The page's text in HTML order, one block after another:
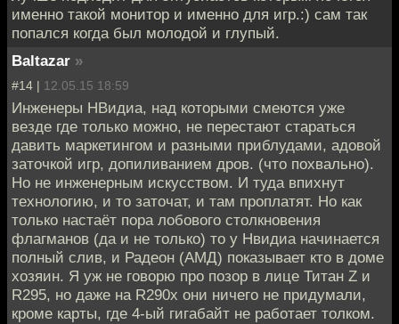
именно такой монитор и именно для игр.:) сам так
попался когда был молодой и глупый.
Baltazar »
#14 | 12.05.15 18:59
Инженеры НВидиа, над которыми смеются уже
везде где только можно, не перестают стараться
давить маркетингом и разными приблудами, адовой
заточкой игр, допиливанием дров. (что похвально).
Но не инженерным искусством. И туда впихнут
технологию, и то заточат, и там проплатят. Но как
только настаёт пора лобового столкновения
флагманов (да и не только) то у Нвидиа начинается
полный слив, и Радеон (АМД) показывает кто в доме
хозяин. Я уж не говорю про позор в лице Титан Z и
R295, но даже на R290x они ничего не придумали,
кроме карты, где 4-ый гигабайт не работает толком.